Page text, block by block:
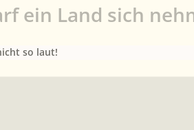
ein Land sich
so laut!